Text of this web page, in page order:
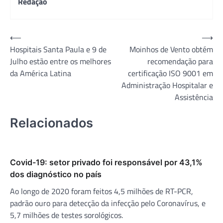
Navegação
de
Post
⟵
Hospitais Santa Paula e 9 de
Julho estão entre os melhores
da América Latina
Moinhos de Vento obtém
recomendação para
certificação ISO 9001 em
Administração Hospitalar e
Assistência
⟶
Relacionados
Covid-19: setor privado foi responsável por 43,1%
dos diagnóstico no país
Ao longo de 2020 foram feitos 4,5 milhões de RT-PCR,
padrão ouro para detecção da infecção pelo Coronavírus, e
5,7 milhões de testes sorológicos.